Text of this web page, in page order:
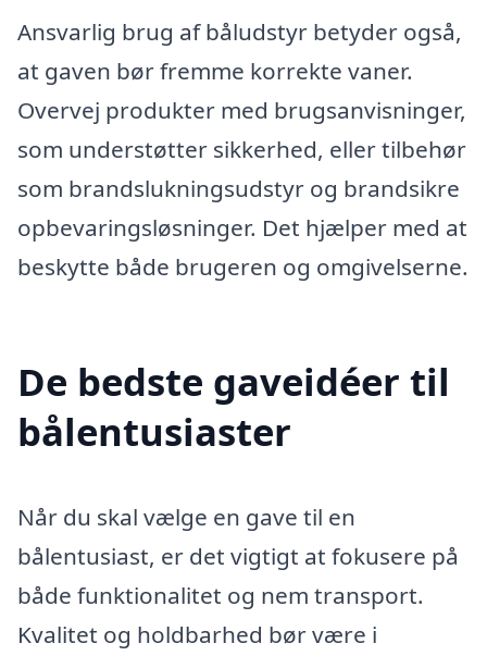
Ansvarlig brug af båludstyr betyder også,
at gaven bør fremme korrekte vaner.
Overvej produkter med brugsanvisninger,
som understøtter sikkerhed, eller tilbehør
som brandslukningsudstyr og brandsikre
opbevaringsløsninger. Det hjælper med at
beskytte både brugeren og omgivelserne.
De bedste gaveidéer til
bålentusiaster
Når du skal vælge en gave til en
bålentusiast, er det vigtigt at fokusere på
både funktionalitet og nem transport.
Kvalitet og holdbarhed bør være i